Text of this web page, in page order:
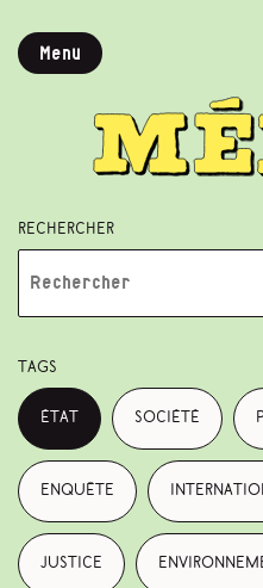
Menu
Rechercher
Tags
État société
enquête
justice